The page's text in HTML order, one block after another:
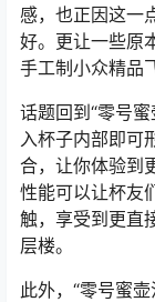
感，也正因这一
好。更让一些原
手工制小众精品
话题回到“零号
入杯子内部即可
合，让你体验到
性能可以让杯友
触，享受到更直
层楼。
此外，“零号蜜